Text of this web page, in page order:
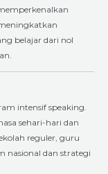
belajar dari nol
intensif speaking.
sehari-hari dan
reguler, guru
nasional dan strategi